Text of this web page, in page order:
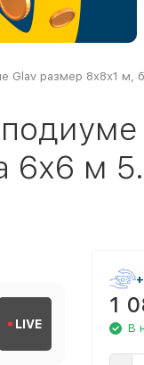
Glav размер 8х8х1 м,
6х6 м
LIVE
1
В